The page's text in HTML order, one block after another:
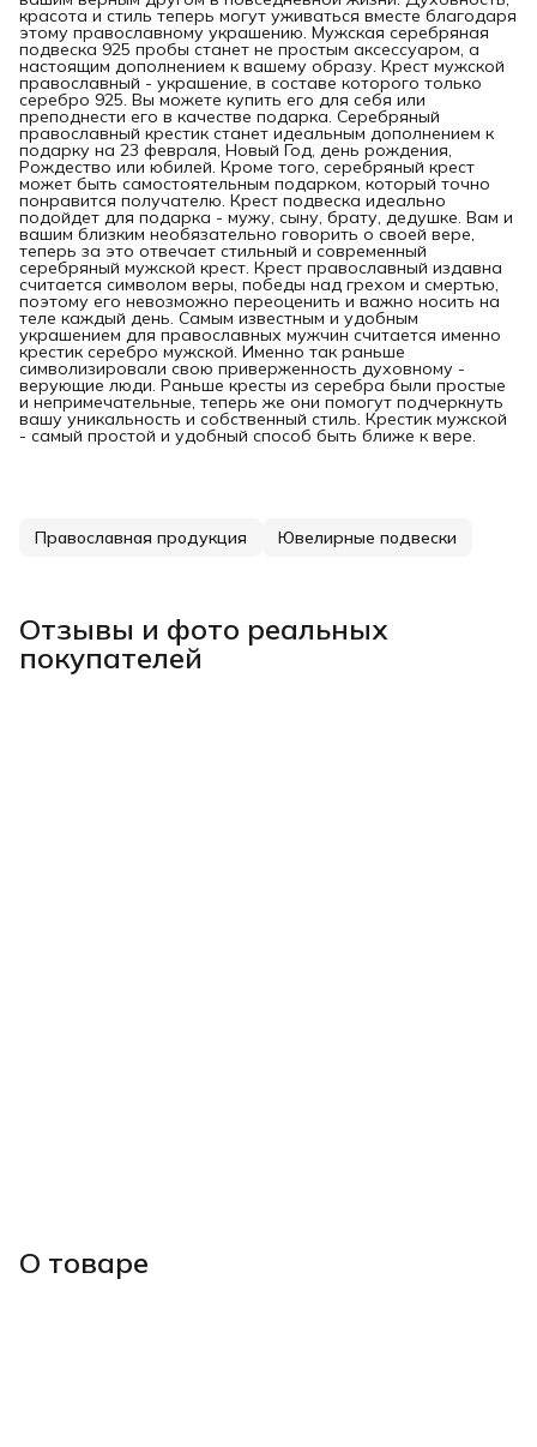
красота и стиль теперь могут уживаться вместе благодаря
этому православному украшению. Мужская серебряная
подвеска 925 пробы станет не простым аксессуаром, а
настоящим дополнением к вашему образу. Крест мужской
православный - украшение, в составе которого только
серебро 925. Вы можете купить его для себя или
преподнести его в качестве подарка. Серебряный
православный крестик станет идеальным дополнением к
подарку на 23 февраля, Новый Год, день рождения,
Рождество или юбилей. Кроме того, серебряный крест
может быть самостоятельным подарком, который точно
понравится получателю. Крест подвеска идеально
подойдет для подарка - мужу, сыну, брату, дедушке. Вам и
вашим близким необязательно говорить о своей вере,
теперь за это отвечает стильный и современный
серебряный мужской крест. Крест православный издавна
считается символом веры, победы над грехом и смертью,
поэтому его невозможно переоценить и важно носить на
теле каждый день. Самым известным и удобным
украшением для православных мужчин считается именно
крестик серебро мужской. Именно так раньше
символизировали свою приверженность духовному -
верующие люди. Раньше кресты из серебра были простые
и непримечательные, теперь же они помогут подчеркнуть
вашу уникальность и собственный стиль. Крестик мужской
- самый простой и удобный способ быть ближе к вере.
Православная продукция Ювелирные подвески
Отзывы и фото реальных
покупателей
О товаре